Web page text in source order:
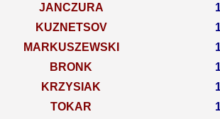
JANCZURA
KUZNETSOV
MARKUSZEWSKI
BRONK
KRZYSIAK
TOKAR